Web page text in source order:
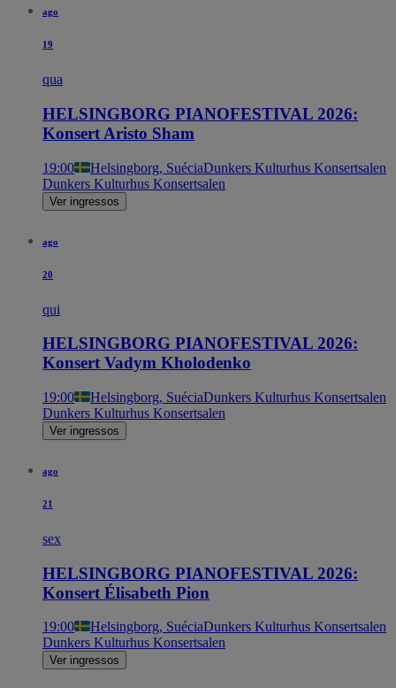
ago
19
qua
HELSINGBORG PIANOFESTIVAL 2026:
Konsert Aristo Sham
19:00 Helsingborg, SuéciaDunkers Kulturhus Konsertsalen
Dunkers Kulturhus Konsertsalen
Ver ingressos
ago
20
qui
HELSINGBORG PIANOFESTIVAL 2026:
Konsert Vadym Kholodenko
19:00 Helsingborg, SuéciaDunkers Kulturhus Konsertsalen
Dunkers Kulturhus Konsertsalen
Ver ingressos
ago
21
sex
HELSINGBORG PIANOFESTIVAL 2026:
Konsert Élisabeth Pion
19:00 Helsingborg, SuéciaDunkers Kulturhus Konsertsalen
Dunkers Kulturhus Konsertsalen
Ver ingressos